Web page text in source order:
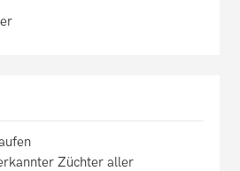
Züchter aller